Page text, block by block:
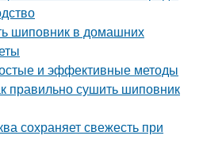
шиповник в домашних
и эффективные методы
правильно сушить шиповник
сохраняет свежесть при